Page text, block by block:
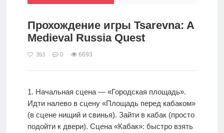
Прохождение игры Tsarevna: A
Medieval Russia Quest
353 0 6693
1. Начальная сцена — «Городская площадь».
Идти налево в сцену «Площадь перед кабаком»
(в сцене нищий и свинья). Зайти в кабак (просто
подойти к двери). Сцена «Кабак»: быстро взять